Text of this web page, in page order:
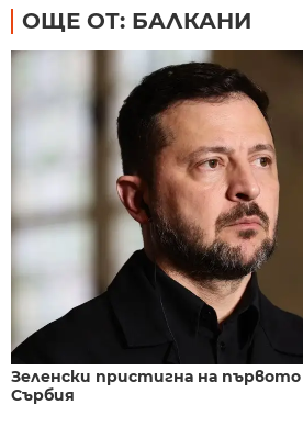
ОЩЕ ОТ: БАЛКАНИ
Зеленски пристигна на
Сърбия